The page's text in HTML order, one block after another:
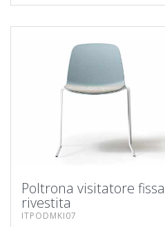
Poltrona visitatore
rivestita
ITPODMKI07